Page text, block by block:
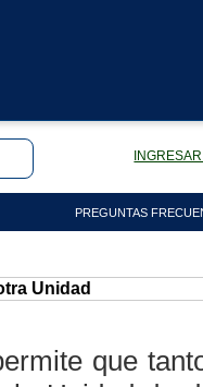
PREGUNTAS
Unidad
que